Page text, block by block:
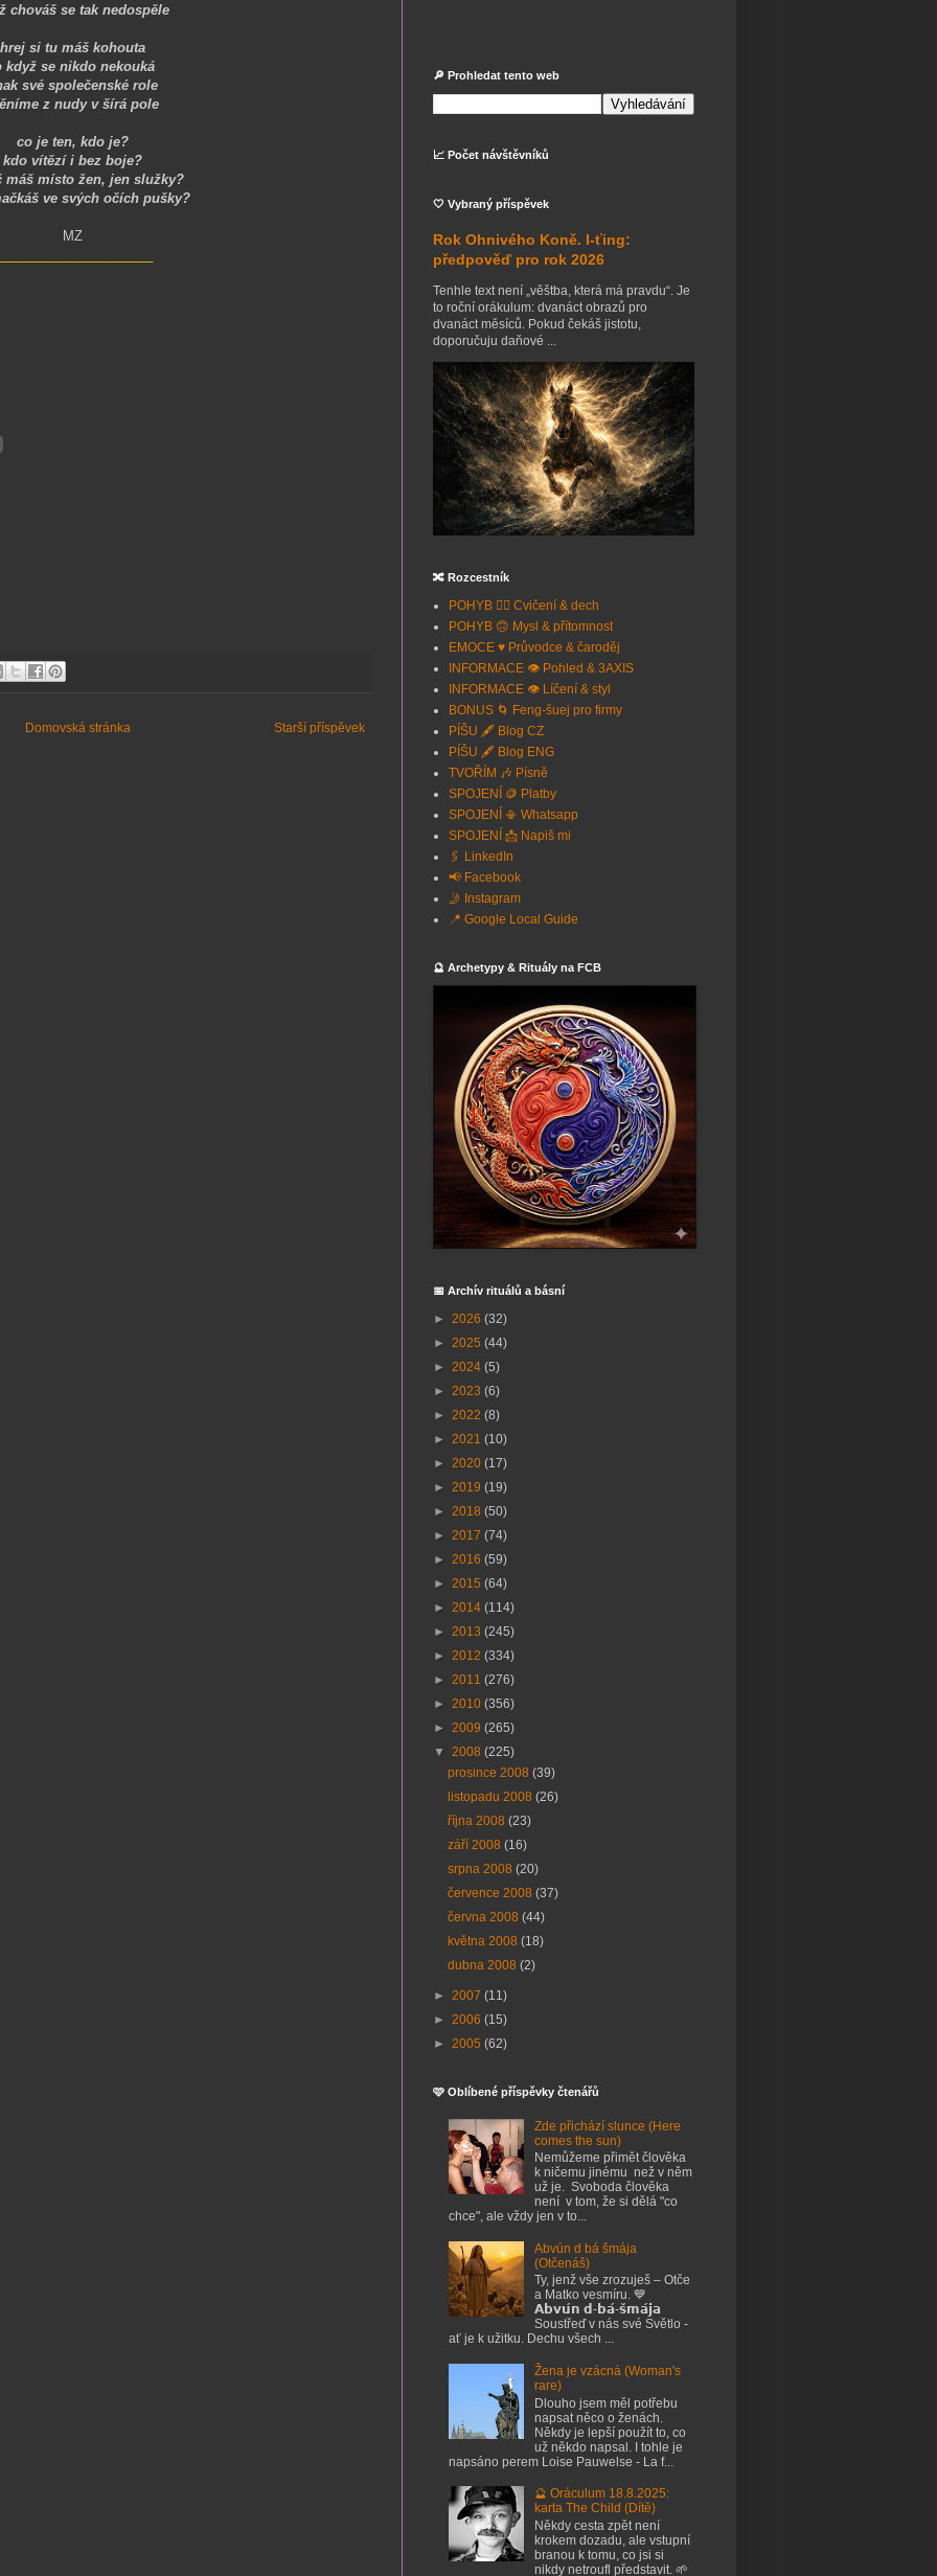
chováš se tak nedospěle
hrej si tu máš kohouta
když se nikdo nekouká
své společenské role
z nudy v šírá pole
co je ten, kdo je?
kdo vítězí i bez boje?
máš místo žen, jen služky?
ve svých očích pušky?
MZ
Starší příspěvek
Domovská stránka
🔎 Prohledat tento web
📈 Počet návštěvníků
🤍 Vybraný příspěvek
Rok Ohnivého Koně. I-ťing:
předpověď pro rok 2026
Tenhle text není „věštba, která má pravdu“. Je
to roční orákulum: dvanáct obrazů pro
dvanáct měsíců. Pokud čekáš jistotu,
doporučuju daňové ...
🔀 Rozcestník
POHYB 🧘‍♂️ Cvičení & dech
POHYB 🙃 Mysl & přítomnost
EMOCE ♥️ Průvodce & čaroděj
INFORMACE 👁️ Pohled & 3AXIS
INFORMACE 👁️ Líčení & styl
BONUS 🌀 Feng-šuej pro firmy
PÍŠU 🖋️ Blog CZ
PÍŠU 🖋️ Blog ENG
TVOŘÍM 🎶 Písně
SPOJENÍ 🪙 Platby
SPOJENÍ 📳 Whatsapp
SPOJENÍ 📩 Napiš mi
🖇️ LinkedIn
📢 Facebook
🤳 Instagram
📍 Google Local Guide
🔮 Archetypy & Rituály na FCB
📅 Archív rituálů a básní
► 2026 (32)
► 2025 (44)
► 2024 (5)
► 2023 (6)
► 2022 (8)
► 2021 (10)
► 2020 (17)
► 2019 (19)
► 2018 (50)
► 2017 (74)
► 2016 (59)
► 2015 (64)
► 2014 (114)
► 2013 (245)
► 2012 (334)
► 2011 (276)
► 2010 (356)
► 2009 (265)
▼ 2008 (225)
prosince 2008(39)
listopadu 2008(26)
října 2008(23)
září 2008(16)
srpna 2008(20)
července 2008(37)
června 2008(44)
května 2008(18)
dubna 2008(2)
► 2007 (11)
► 2006 (15)
► 2005 (62)
🩷 Oblíbené příspěvky čtenářů
Zde přichází slunce (Here
comes the sun)
Nemůžeme přimět člověka
k ničemu jinému než v něm
už je. Svoboda člověka
není v tom, že si dělá "co
chce", ale vždy jen v to...
Abvún d bá šmája
(Otčenáš)
Ty, jenž vše zrozuješ – Otče
a Matko vesmíru. 💙
𝗔𝗯𝘃𝘂́𝗻 𝗱-𝗯𝗮́-𝘀̌𝗺𝗮́𝗷𝗮
Soustřeď v nás své Světlo -
ať je k užitku. Dechu všech ...
Žena je vzácná (Woman's
rare)
Dlouho jsem měl potřebu
napsat něco o ženách.
Někdy je lepší použít to, co
už někdo napsal. I tohle je
napsáno perem Loise Pauwelse - La f...
🔮 Oráculum 18.8.2025:
karta The Child (Dítě)
Někdy cesta zpět není
krokem dozadu, ale vstupní
branou k tomu, co jsi si
nikdy netroufl představit. 🌱